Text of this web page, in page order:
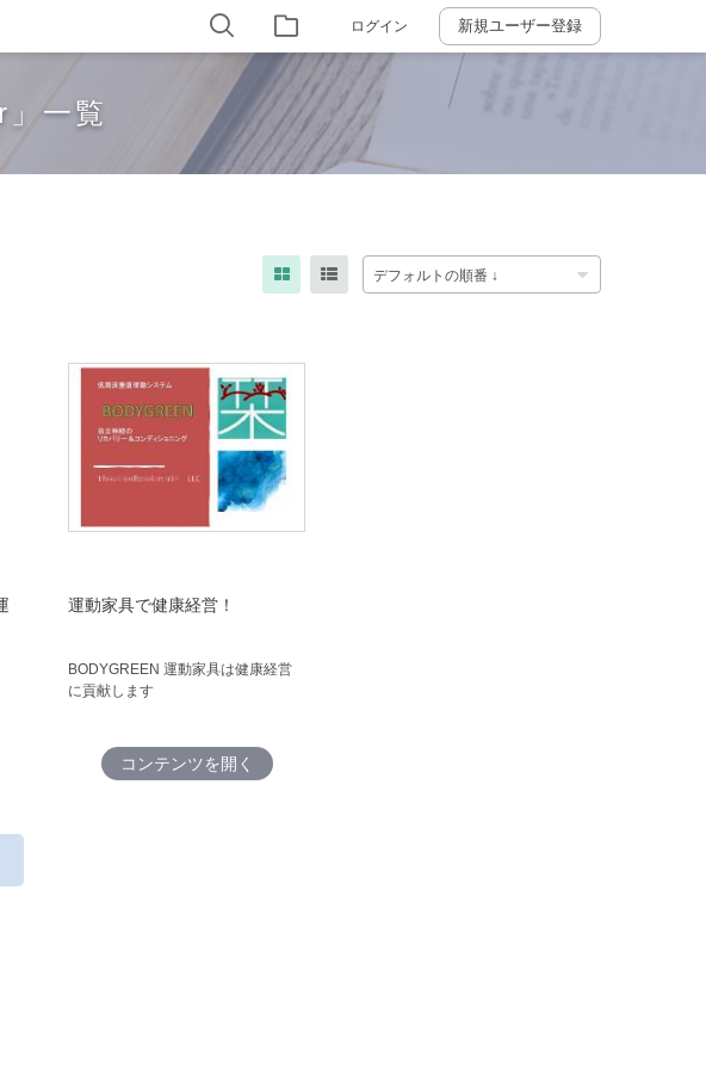
ログイン 新規ユーザー登録
一覧
デフォルトの順番 ↓
運動家具で健康経営！
BODYGREEN 運動家具は健康経営
に貢献します
コンテンツを開く